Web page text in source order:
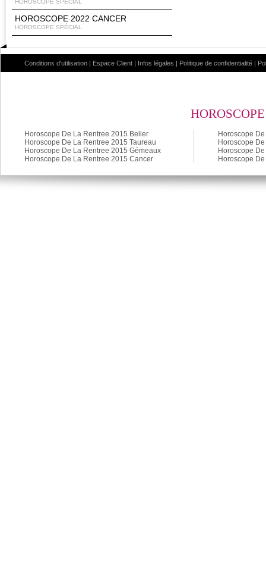
HOROSCOPE SPÉCIAL
HOROSCOPE 2022 CANCER
HOROSCOPE SPÉCIAL
Conditions d'utilisation| Espace Client| Infos légales | Politique de confidentialité|
Horoscope De La Rentree 2015 Belier
Horoscope De La Rentree 2015 Taureau
Horoscope De La Rentree 2015 Gémeaux
Horoscope De La Rentree 2015 Cancer
Horoscope
Horoscope
Horoscope
Horoscope